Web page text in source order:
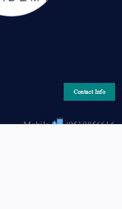
Contact Info
Mobile
:9519856616